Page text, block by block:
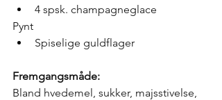
4 spsk. champagneglace
Pynt
Spiselige guldflager
Fremgangsmåde:
Bland hvedemel, sukker, majsstivelse,